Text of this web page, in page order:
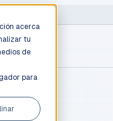
acerca
tu
de
para